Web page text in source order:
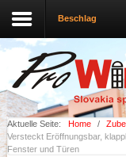
Beschlag
Aktuelle Seite: Home /
Versteckt Eröffnungsbar,
Fenster und Türen